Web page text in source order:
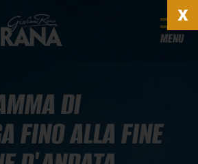
MENU
DI
FINO ALLA FINE